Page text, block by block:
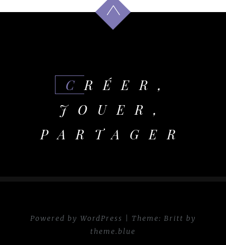
CRÉER,
JOUER,
PARTAGER
Powered by WordPress Theme: Britt by
theme.blue